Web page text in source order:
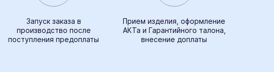
Запуск заказа в
производство после
поступления предоплаты
Прием изделия, оформление
АКТа и Гарантийного талона,
внесение доплаты